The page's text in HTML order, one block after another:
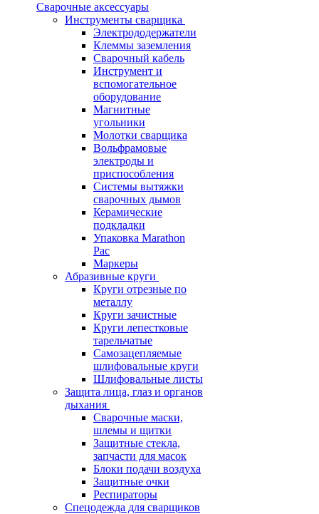
Сварочные аксессуары
Инструменты сварщика
Электрододержатели
Клеммы заземления
Сварочный кабель
Инструмент и
вспомогательное
оборудование
Магнитные
угольники
Молотки сварщика
Вольфрамовые
электроды и
приспособления
Системы вытяжки
сварочных дымов
Керамические
подкладки
Упаковка Marathon
Pac
Маркеры
Абразивные круги
Круги отрезные по
металлу
Круги зачистные
Круги лепестковые
тарельчатые
Самозацепляемые
шлифовальные круги
Шлифовальные листы
Защита лица, глаз и органов
дыхания
Сварочные маски,
шлемы и щитки
Защитные стекла,
запчасти для масок
Блоки подачи воздуха
Защитные очки
Респираторы
Спецодежда для сварщиков